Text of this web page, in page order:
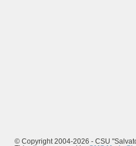
© Copyright 2004-2026 - CSU